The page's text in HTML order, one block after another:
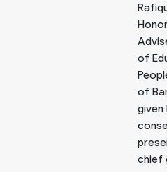
of
of
given
chief